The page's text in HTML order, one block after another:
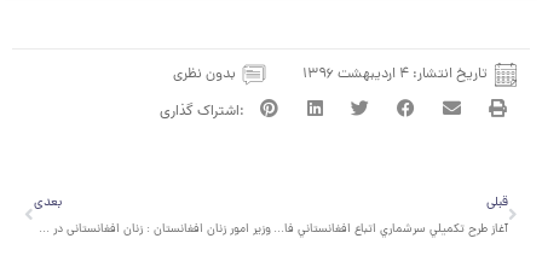
تاریخ انتشار: ۴ اردیبهشت ۱۳۹۶ بدون نظری
قبلی
قبلی
آغاز طرح تكميلي سرشماري اتباع افغانستاني فاقد مدرك ساكن ايران
بعدی
وزیر امور زنان افغانستان : زنان افغانستانی در فضای مهاجرت در ایران بخوبی رشد کرده‌اند